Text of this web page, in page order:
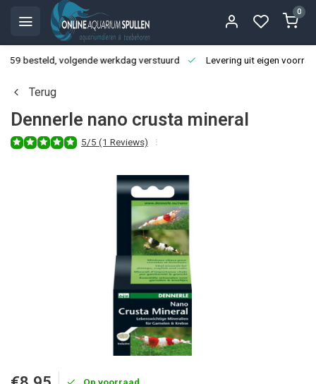
0
besteld, volgende werkdag verstuurd Levering uit eigen
Terug
Dennerle nano crusta mineral
5/5 (1 Reviews)